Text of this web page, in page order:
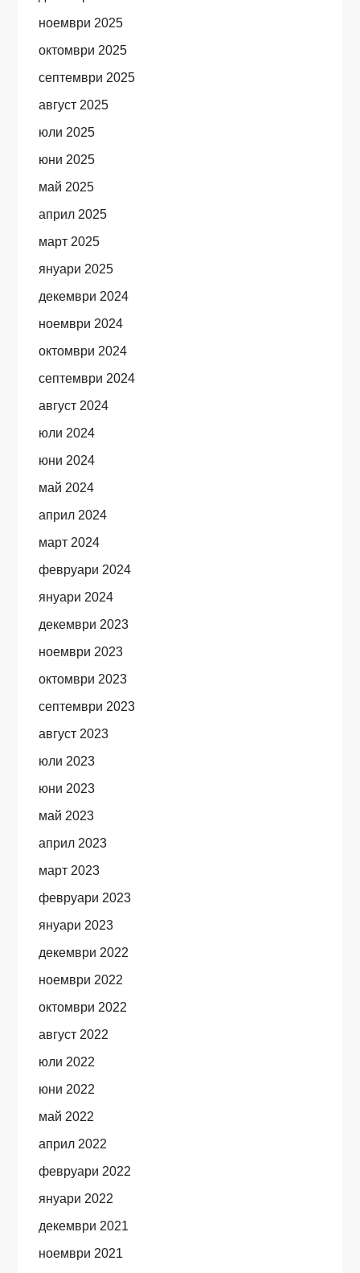
ноември 2025
октомври 2025
септември 2025
август 2025
юли 2025
юни 2025
май 2025
април 2025
март 2025
януари 2025
декември 2024
ноември 2024
октомври 2024
септември 2024
август 2024
юли 2024
юни 2024
май 2024
април 2024
март 2024
февруари 2024
януари 2024
декември 2023
ноември 2023
октомври 2023
септември 2023
август 2023
юли 2023
юни 2023
май 2023
април 2023
март 2023
февруари 2023
януари 2023
декември 2022
ноември 2022
октомври 2022
август 2022
юли 2022
юни 2022
май 2022
април 2022
февруари 2022
януари 2022
декември 2021
ноември 2021